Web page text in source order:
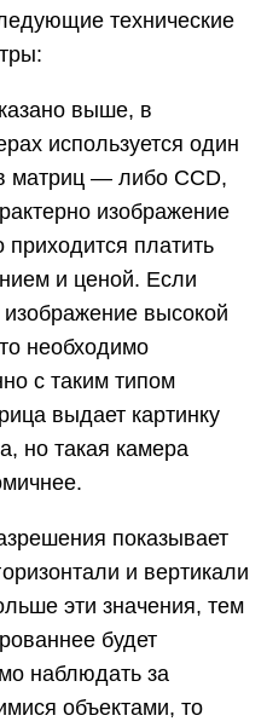
технические
выше, в
используется один
матриц — либо CCD,
изображение
приходится платить
и ценой. Если
высокой
необходимо
с таким типом
выдает картинку
но такая камера
показывает
и вертикали
эти значения, тем
будет
наблюдать за
объектами, то